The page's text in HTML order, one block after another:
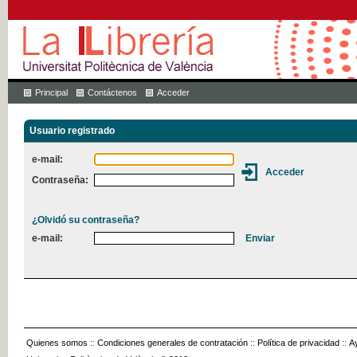
Principal Contáctenos Acceder
Usuario registrado
e-mail:
Contraseña:
¿Olvidó su contraseña?
e-mail:
Quienes somos :: Condiciones generales de contratación :: Política de privacidad ::